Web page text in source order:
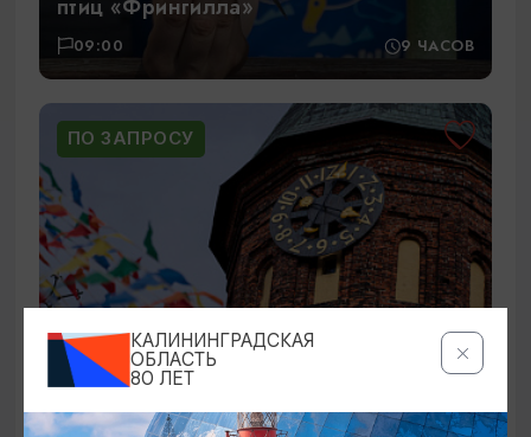
птиц «Фрингилла»
09:00 9 ЧАСОВ
ПО ЗАПРОСУ
КАЛИНИНГРАДСКАЯ
ОБЛАСТЬ
80 ЛЕТ